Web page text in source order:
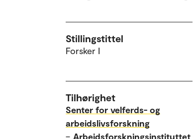
Stillingstittel
Forsker I
Tilhørighet
Senter for velferds- og
arbeidslivsforskning
– Arbeidsforskningsinstituttet